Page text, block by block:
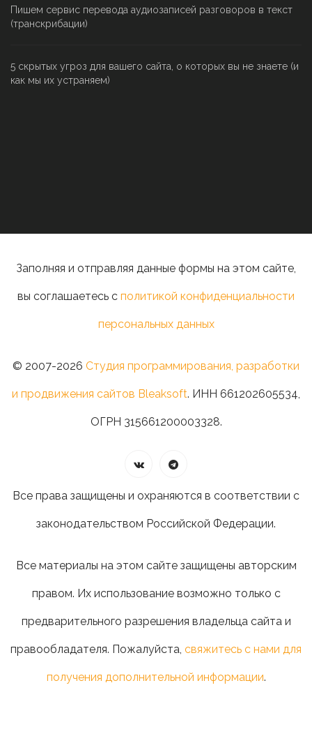
Пишем сервис перевода аудиозаписей разговоров в текст
(транскрибации)
5 скрытых угроз для вашего сайта, о которых вы не знаете (и
как мы их устраняем)
Заполняя и отправляя данные формы на этом сайте,
вы соглашаетесь с политикой конфиденциальности
персональных данных
© 2007-2026 Студия программирования, разработки
и продвижения сайтов Bleaksoft. ИНН 661202605534,
ОГРН 315661200003328.
Все права защищены и охраняются в соответствии с
законодательством Российской Федерации.
Все материалы на этом сайте защищены авторским
правом. Их использование возможно только с
предварительного разрешения владельца сайта и
правообладателя. Пожалуйста, свяжитесь с нами для
получения дополнительной информации.